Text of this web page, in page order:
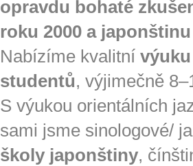
opravdu bohaté
roku 2000 a
Nabízíme kvalitní
studentů, výjimečně
S výukou orientálních
sami jsme sinologové/
školy japonštiny,